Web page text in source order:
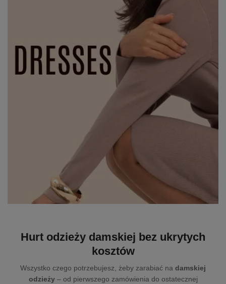
Hurt odzieży damskiej bez ukrytych
kosztów
Wszystko czego potrzebujesz, żeby zarabiać na damskiej
odzieży– od pierwszego zamówienia do ostatecznej